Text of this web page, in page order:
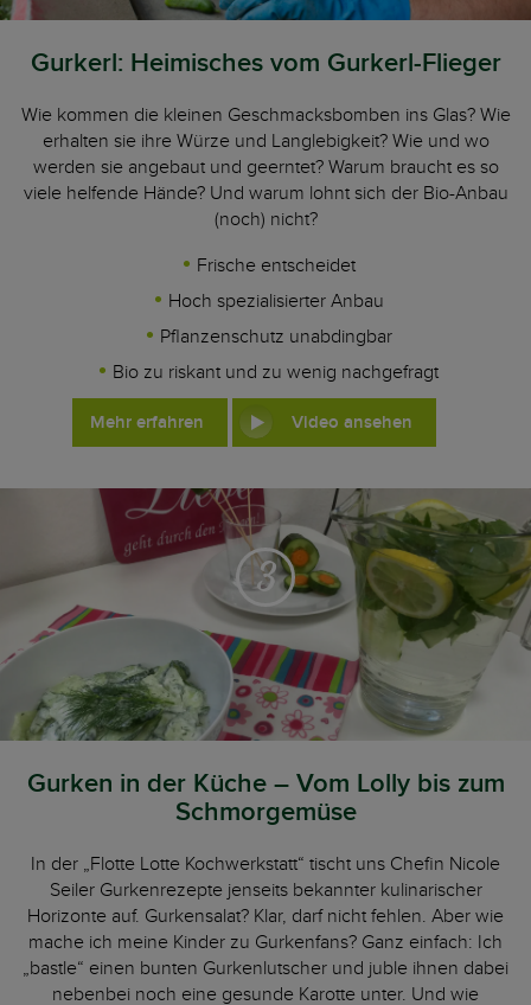
Gurkerl: Heimisches vom Gurkerl-Flieger
Wie kommen die kleinen Geschmacksbomben ins Glas? Wie
erhalten sie ihre Würze und Langlebigkeit? Wie und wo
werden sie angebaut und geerntet? Warum braucht es so
viele helfende Hände? Und warum lohnt sich der Bio-Anbau
(noch) nicht?
Frische entscheidet
Hoch spezialisierter Anbau
Pflanzenschutz unabdingbar
Bio zu riskant und zu wenig nachgefragt
Mehr erfahren Video ansehen
3
Gurken in der Küche – Vom Lolly bis zum
Schmorgemüse
In der „Flotte Lotte Kochwerkstatt“ tischt uns Chefin Nicole
Seiler Gurkenrezepte jenseits bekannter kulinarischer
Horizonte auf. Gurkensalat? Klar, darf nicht fehlen. Aber wie
mache ich meine Kinder zu Gurkenfans? Ganz einfach: Ich
„bastle“ einen bunten Gurkenlutscher und juble ihnen dabei
nebenbei noch eine gesunde Karotte unter. Und wie